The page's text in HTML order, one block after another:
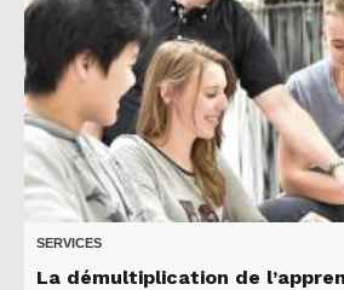
SERVICES
La démultiplication de